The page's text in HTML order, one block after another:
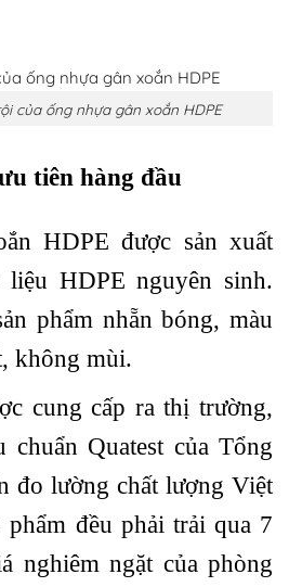
của ống nhựa gân xoắn HDPE
tiên hàng đầu
HDPE được sản xuất
liệu HDPE nguyên sinh.
phẩm nhẵn bóng, màu
không mùi.
cung cấp ra thị trường,
chuẩn Quatest của Tổng
đo lường chất lượng Việt
phẩm đều phải trải qua 7
nghiêm ngặt của phòng